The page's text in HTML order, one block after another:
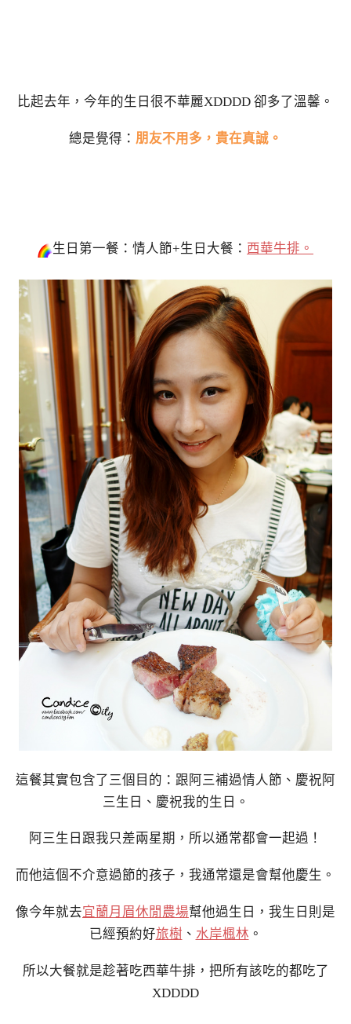
比起去年，今年的生日很不華麗XDDDD 卻多了溫馨。
總是覺得： 朋友不用多，貴在真誠。
生日第一餐：情人節+生日大餐： 西華牛排。
這餐其實包含了三個目的：跟阿三補過情人節、慶祝阿
三生日、慶祝我的生日。
阿三生日跟我只差兩星期，所以通常都會一起過！
而他這個不介意過節的孩子，我通常還是會幫他慶生。
像今年就去宜蘭月眉休閒農場幫他過生日，我生日則是
已經預約好旅樹 、 水岸楓林 。
所以大餐就是趁著吃西華牛排，把所有該吃的都吃了
XDDDD